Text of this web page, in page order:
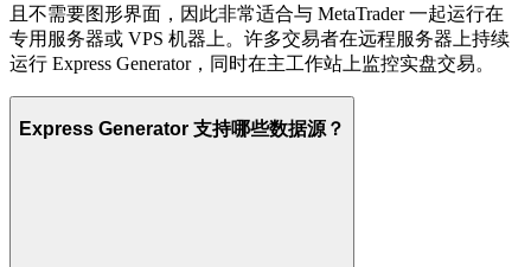
且不需要图形界面，因此非常适合与 MetaTrader 一起运行在
专用服务器或 VPS 机器上。许多交易者在远程服务器上持续
运行 Express Generator，同时在主工作站上监控实盘交易。
Express Generator 支持哪些数据源？